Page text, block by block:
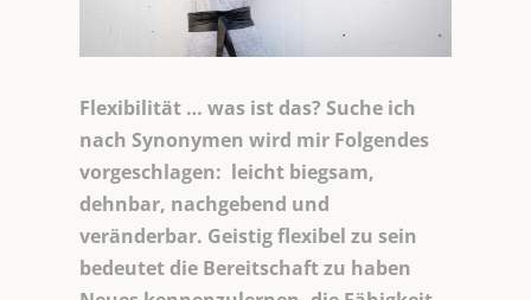
Flexibilität … was ist das? Suche ich
nach Synonymen wird mir Folgendes
vorgeschlagen: leicht biegsam,
dehnbar, nachgebend und
veränderbar. Geistig flexibel zu sein
bedeutet die Bereitschaft zu haben